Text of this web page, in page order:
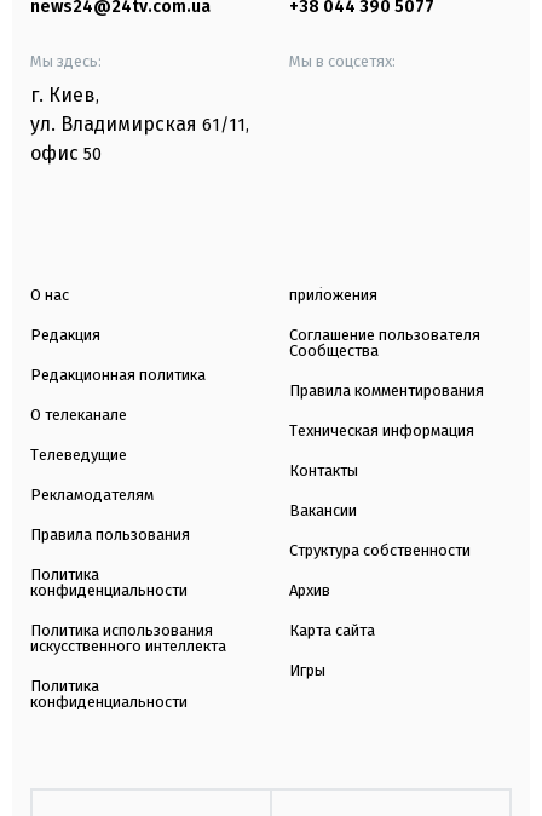
news24@24tv.com.ua +38 044 390 5077
Мы здесь:
г. Киев,
ул. Владимирская 61/11,
офис 50
Мы в соцсетях:
О нас
Редакция
Редакционная политика
О телеканале
Телеведущие
Рекламодателям
Правила пользования
Политика
конфиденциальности
Политика использования
искусственного интеллекта
Политика
конфиденциальности
приложения
Соглашение пользователя
Сообщества
Правила комментирования
Техническая информация
Контакты
Вакансии
Структура собственности
Архив
Карта сайта
Игры